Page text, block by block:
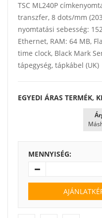
TSC ML240P
transzfer, 8 dots/mm
nyomtatási sebesség:
Ethernet, RAM: 64 MB,
time clock, Black Mark
tápegység, tápkábel (UK)
EGYEDI ÁRAS TERMÉK,
MENNYISÉG: